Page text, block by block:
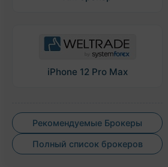
iPhone 12 Pro Max
Рекомендуемые Брокеры
Полный список брокеров